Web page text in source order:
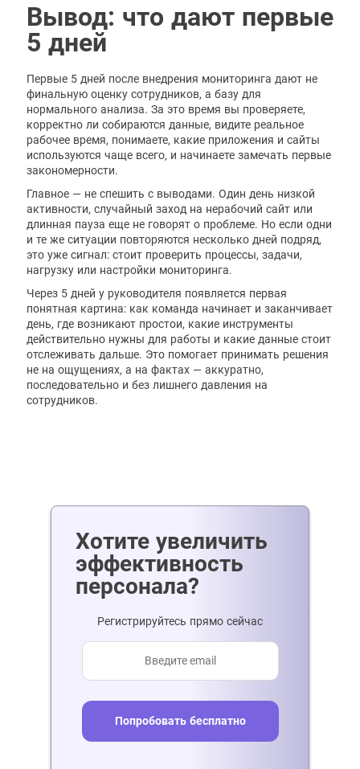
Вывод: что дают первые
5 дней
Первые 5 дней после внедрения мониторинга дают не
финальную оценку сотрудников, а базу для
нормального анализа. За это время вы проверяете,
корректно ли собираются данные, видите реальное
рабочее время, понимаете, какие приложения и сайты
используются чаще всего, и начинаете замечать первые
закономерности.
Главное — не спешить с выводами. Один день низкой
активности, случайный заход на нерабочий сайт или
длинная пауза еще не говорят о проблеме. Но если одни
и те же ситуации повторяются несколько дней подряд,
это уже сигнал: стоит проверить процессы, задачи,
нагрузку или настройки мониторинга.
Через 5 дней у руководителя появляется первая
понятная картина: как команда начинает и заканчивает
день, где возникают простои, какие инструменты
действительно нужны для работы и какие данные стоит
отслеживать дальше. Это помогает принимать решения
не на ощущениях, а на фактах — аккуратно,
последовательно и без лишнего давления на
сотрудников.
Хотите увеличить
эффективность
персонала?
Регистрируйтесь прямо сейчас
Попробовать бесплатно